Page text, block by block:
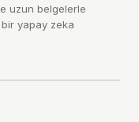
uzun belgelerle
bir yapay zeka